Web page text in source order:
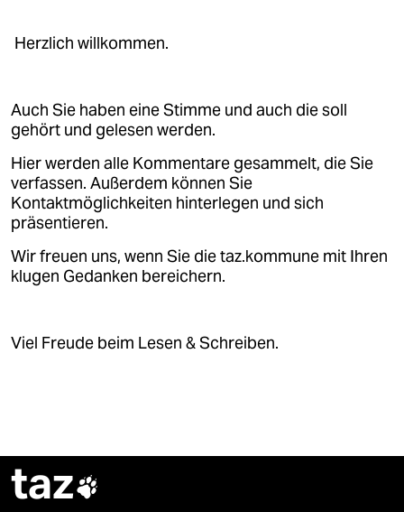
Herzlich willkommen.
Auch Sie haben eine Stimme und auch die soll
gehört und gelesen werden.
Hier werden alle Kommentare gesammelt, die Sie
verfassen. Außerdem können Sie
Kontaktmöglichkeiten hinterlegen und sich
präsentieren.
Wir freuen uns, wenn Sie die taz.kommune mit Ihren
klugen Gedanken bereichern.
Viel Freude beim Lesen & Schreiben.
taz